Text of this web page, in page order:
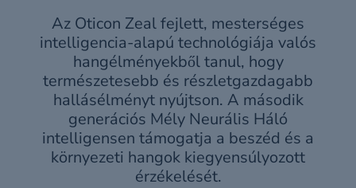
Az Oticon Zeal fejlett, mesterséges
intelligencia-alapú technológiája valós
hangélményekből tanul, hogy
természetesebb és részletgazdagabb
hallásélményt nyújtson. A második
generációs Mély Neurális Háló
intelligensen támogatja a beszéd és a
környezeti hangok kiegyensúlyozott
érzékelését.